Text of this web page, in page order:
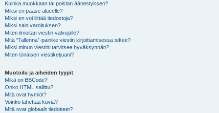
Kuinka muokkaan tai poistan äänestyksen?
Miksi en pääse alueelle?
Miksi en voi liittää tiedostoja?
Miksi sain varoituksen?
Miten ilmoitan viestin valvojalle?
Mitä “Tallenna”-painike viestin kirjoittamisessa tekee?
Miksi minun viestini tarvitsee hyväksynnän?
Miten tönäisen viestiketjuani?
Muotoilu ja aiheiden tyypit
Mikä on BBCode?
Onko HTML sallittu?
Mitä ovat hymiöt?
Voinko lähettää kuvia?
Mitä ovat globaalit tiedotteet?